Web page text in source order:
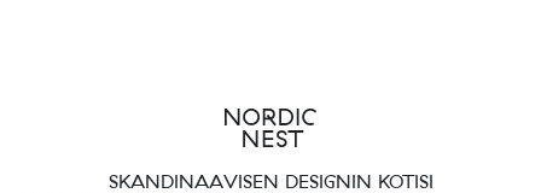
SKANDINAAVISEN DESIGNIN KOTISI